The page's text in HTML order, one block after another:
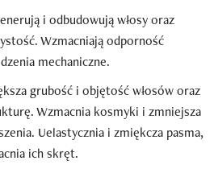
i odbudowują włosy oraz
Wzmacniają odporność
mechaniczne.
grubość i objętość włosów oraz
Wzmacnia kosmyki i zmniejsza
Uelastycznia i zmiękcza pasma,
ich skręt.